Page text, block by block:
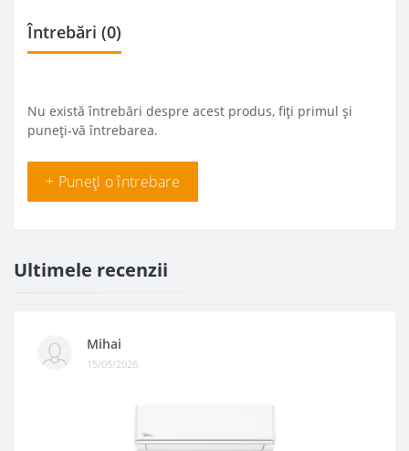
Întrebări (0)
Nu există întrebări despre acest produs, fiți primul și
puneți-vă întrebarea.
+ Puneți o întrebare
Ultimele recenzii
Mihai
15/05/2026